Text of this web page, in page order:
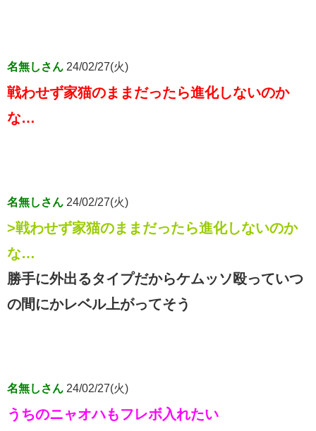
名無しさん 24/02/27(火)
戦わせず家猫のままだったら進化しないのか
な…
名無しさん 24/02/27(火)
>戦わせず家猫のままだったら進化しないのか
な…
勝手に外出るタイプだからケムッソ殴っていつ
の間にかレベル上がってそう
名無しさん 24/02/27(火)
うちのニャオハもフレボ入れたい